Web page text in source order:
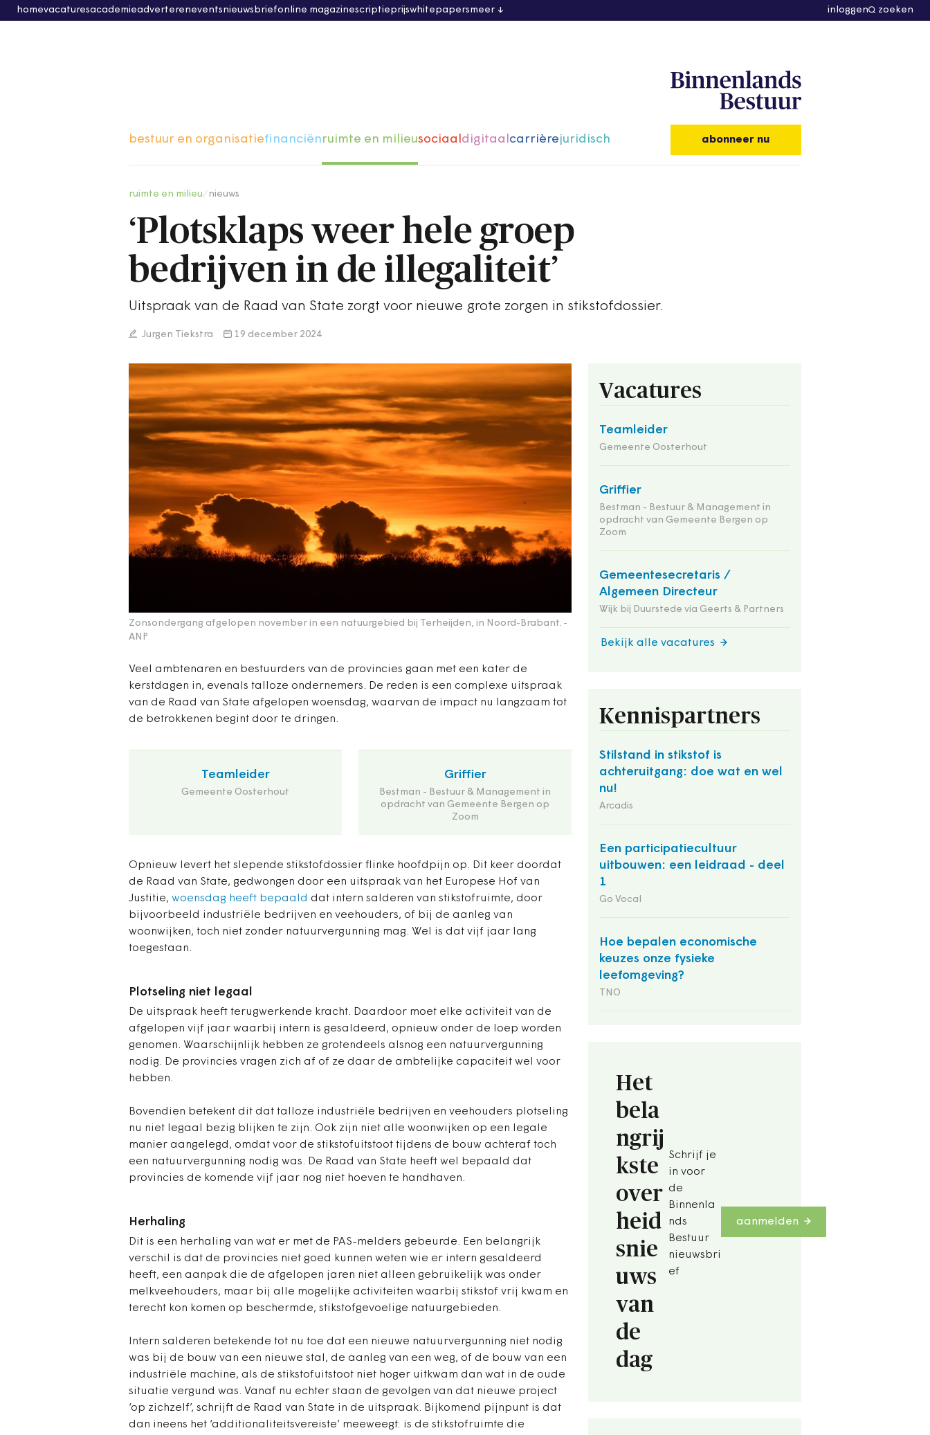
homevacaturesacademieadvertereneventsnieuwsbriefonline magazinescriptieprijswhitepapersmeer inloggen zoeken
bestuur en organisatiefinanciënruimte en milieusociaaldigitaalcarrièrejuridisch abonneer nu
ruimte en milieu nieuws
‘Plotsklaps weer hele groep
bedrijven in de illegaliteit’
Uitspraak van de Raad van State zorgt voor nieuwe grote zorgen in stikstofdossier.
Jurgen Tiekstra 19 december 2024
Zonsondergang afgelopen november in een natuurgebied bij Terheijden, in Noord-Brabant. -
ANP
Veel ambtenaren en bestuurders van de provincies gaan met een kater de
kerstdagen in, evenals talloze ondernemers. De reden is een complexe uitspraak
van de Raad van State afgelopen woensdag, waarvan de impact nu langzaam tot
de betrokkenen begint door te dringen.
Teamleider
Gemeente Oosterhout
Griffier
Bestman - Bestuur & Management in
opdracht van Gemeente Bergen op
Zoom
Opnieuw levert het slepende stikstofdossier flinke hoofdpijn op. Dit keer doordat
de Raad van State, gedwongen door een uitspraak van het Europese Hof van
Justitie, woensdag heeft bepaald dat intern salderen van stikstofruimte, door
bijvoorbeeld industriële bedrijven en veehouders, of bij de aanleg van
woonwijken, toch niet zonder natuurvergunning mag. Wel is dat vijf jaar lang
toegestaan.
Vacatures
Teamleider
Gemeente Oosterhout
Griffier
Bestman - Bestuur & Management in
opdracht van Gemeente Bergen op
Zoom
Gemeentesecretaris /
Algemeen Directeur
Wijk bij Duurstede via Geerts & Partners
Bekijk alle vacatures
Kennispartners
Stilstand in stikstof is
achteruitgang: doe wat en wel
nu!
Arcadis
Een participatiecultuur
uitbouwen: een leidraad - deel
1
Go Vocal
Hoe bepalen economische
keuzes onze fysieke
leefomgeving?
TNO
Het
bela
ngrij
kste
over
heid
snie
uws
van
de
dag
Schrijf je
in voor
de
Binnenla
nds
Bestuur
nieuwsbri
ef
aanmelden
Plotseling niet legaal
De uitspraak heeft terugwerkende kracht. Daardoor moet elke activiteit van de
afgelopen vijf jaar waarbij intern is gesaldeerd, opnieuw onder de loep worden
genomen. Waarschijnlijk hebben ze grotendeels alsnog een natuurvergunning
nodig. De provincies vragen zich af of ze daar de ambtelijke capaciteit wel voor
hebben.
Bovendien betekent dit dat talloze industriële bedrijven en veehouders plotseling
nu niet legaal bezig blijken te zijn. Ook zijn niet alle woonwijken op een legale
manier aangelegd, omdat voor de stikstofuitstoot tijdens de bouw achteraf toch
een natuurvergunning nodig was. De Raad van State heeft wel bepaald dat
provincies de komende vijf jaar nog niet hoeven te handhaven.
Herhaling
Dit is een herhaling van wat er met de PAS-melders gebeurde. Een belangrijk
verschil is dat de provincies niet goed kunnen weten wie er intern gesaldeerd
heeft, een aanpak die de afgelopen jaren niet alleen gebruikelijk was onder
melkveehouders, maar bij alle mogelijke activiteiten waarbij stikstof vrij kwam en
terecht kon komen op beschermde, stikstofgevoelige natuurgebieden.
Intern salderen betekende tot nu toe dat een nieuwe natuurvergunning niet nodig
was bij de bouw van een nieuwe stal, de aanleg van een weg, of de bouw van een
industriële machine, als de stikstofuitstoot niet hoger uitkwam dan wat in de oude
situatie vergund was. Vanaf nu echter staan de gevolgen van dat nieuwe project
‘op zichzelf’, schrijft de Raad van State in de uitspraak. Bijkomend pijnpunt is dat
dan ineens het ‘additionaliteitsvereiste’ meeweegt: is de stikstofruimte die